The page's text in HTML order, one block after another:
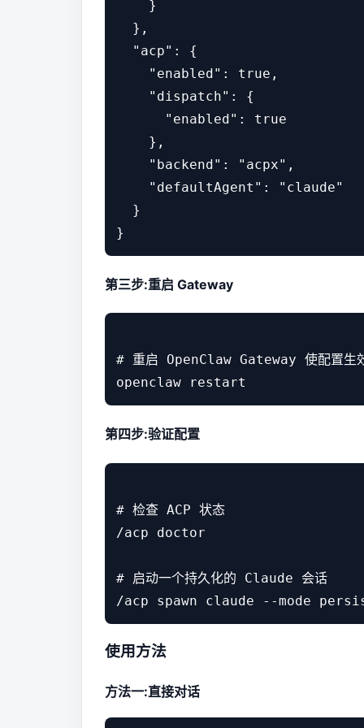
    }
  },
  "acp": {
    "enabled": true,
    "dispatch": {
      "enabled": true
    },
    "backend": "acpx",
    "defaultAgent": "claude"
  }
第三步:重启 Gateway
# 重启 OpenClaw Gateway 使配置生
第四步:验证配置
# 检查 ACP 状态
/acp doctor
# 启动一个持久化的 Claude 会话
使用方法
方法一:直接对话